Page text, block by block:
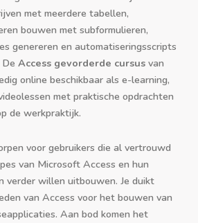
met meerdere tabellen,
bouwen met subformulieren,
genereren en automatiseringsscripts
Access gevorderde cursus van
online beschikbaar als e-learning,
met praktische opdrachten
de werkpraktijk.
voor gebruikers die al vertrouwd
van Microsoft Access en hun
verder willen uitbouwen. Je duikt
van Access voor het bouwen van
Aan bod komen het